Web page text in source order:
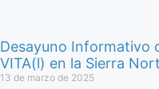
Desayuno Informativo
VITA(l) en la Sierra
13 de marzo de 2025